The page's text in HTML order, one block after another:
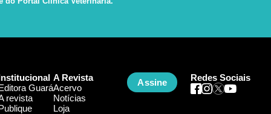
Guará
revista
A Revista
Acervo
Notícias
Loja
Assine Redes Sociais